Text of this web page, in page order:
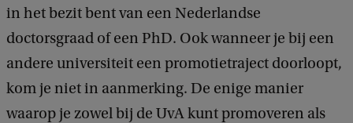
in het bezit bent van een Nederlandse
doctorsgraad of een PhD. Ook wanneer je bij een
andere universiteit een promotietraject doorloopt,
kom je niet in aanmerking. De enige manier
waarop je zowel bij de UvA kunt promoveren als